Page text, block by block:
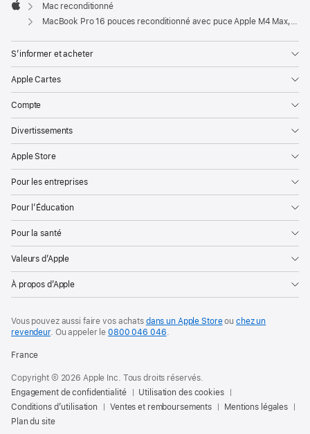
Apple
Mac reconditionné
MacBook Pro 16 pouces reconditionné avec puce Apple M4 Max, CPU 16 cœurs et GPU 40 cœurs - Noir sidéral
S’informer et acheter
Apple Cartes
Compte
Divertissements
Apple Store
Pour les entreprises
Pour l’Éducation
Pour la santé
Valeurs d’Apple
À propos d’Apple
Vous pouvez aussi faire vos achats dans un Apple Storeouchez un
revendeur. Ouappeler le0800 046 046.
France
Copyright © 2026 Apple Inc. Tous droits réservés.
Engagement de confidentialité
Utilisation des cookies
Conditions d’utilisation
Ventes et remboursements
Mentions légales
Plan du site